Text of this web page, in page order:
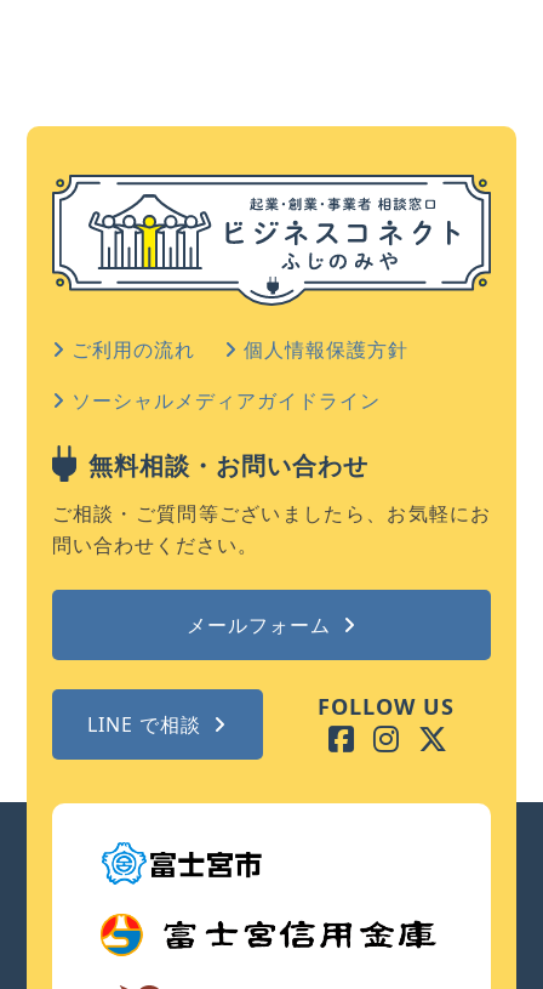
ご利用の流れ
個人情報保護方針
ソーシャルメディアガイドライン
無料相談・お問い合わせ
ご相談・ご質問等ございましたら、お気軽にお
問い合わせください。
メールフォーム
LINE で相談
FOLLOW US